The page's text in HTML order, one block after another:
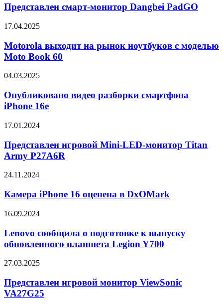
монитор
Dangbei
PadGO
Представлен смарт-монитор Dangbei PadGO
Motorola
на
рынок
ноутбуков
моделью
Book
60
17.04.2025
Motorola выходит на рынок ноутбуков с моделью
Moto Book 60
Опубликовано
разборки
смартфона
iPhone
04.03.2025
Опубликовано видео разборки смартфона
iPhone 16e
Представлен
Mini-
LED-
монитор
Army
17.01.2024
Представлен игровой Mini-LED-монитор Titan
Army P27A6R
Камера
16
оценена
в
DxOMark
24.11.2024
Камера iPhone 16 оценена в DxOMark
Lenovo
о
подготовке
к
обновленного
Legion
Y700
16.09.2024
Lenovo сообщила о подготовке к выпуску
обновленного планшета Legion Y700
Представлен
монитор
ViewSonic
VA27G25
27.03.2025
Представлен игровой монитор ViewSonic
VA27G25